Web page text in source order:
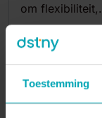
Toestemming
om